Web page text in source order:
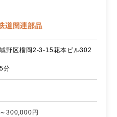
道関連部品
野区榴岡2-3-15花本ビル302
分
300,000円